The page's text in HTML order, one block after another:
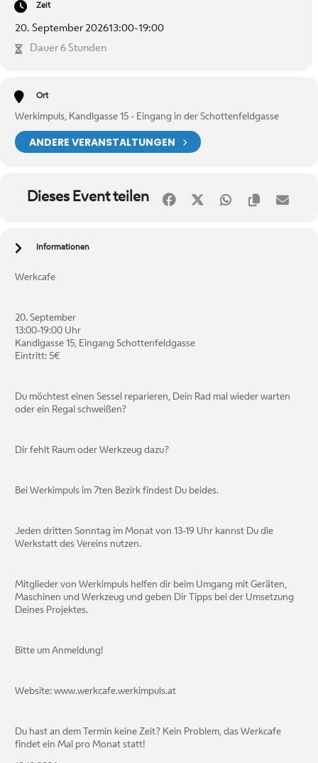
Zeit
20. September 202613:00-19:00
Dauer 6 Stunden
Ort
Werkimpuls, Kandlgasse 15 - Eingang in der Schottenfeldgasse
ANDERE VERANSTALTUNGEN
Dieses Event teilen
Informationen
Werkcafe
20. September
13:00-19:00 Uhr
Kandlgasse 15, Eingang Schottenfeldgasse
Eintritt: 5€
Du möchtest einen Sessel reparieren, Dein Rad mal wieder warten
oder ein Regal schweißen?
Dir fehlt Raum oder Werkzeug dazu?
Bei Werkimpuls im 7ten Bezirk findest Du beides.
Jeden dritten Sonntag im Monat von 13-19 Uhr kannst Du die
Werkstatt des Vereins nutzen.
Mitglieder von Werkimpuls helfen dir beim Umgang mit Geräten,
Maschinen und Werkzeug und geben Dir Tipps bei der Umsetzung
Deines Projektes.
Bitte um Anmeldung!
Website: www.werkcafe.werkimpuls.at
Du hast an dem Termin keine Zeit? Kein Problem, das Werkcafe
findet ein Mal pro Monat statt!